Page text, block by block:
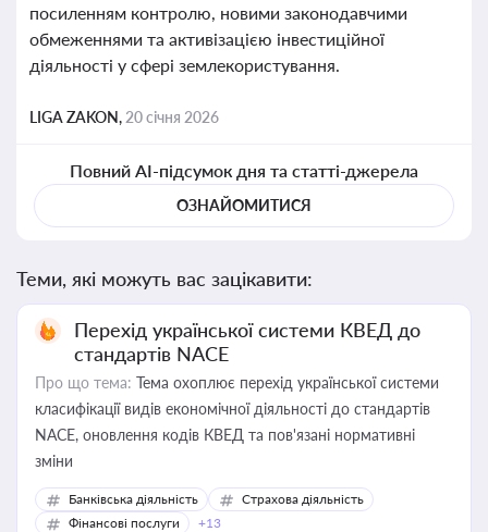
посиленням контролю, новими законодавчими
обмеженнями та активізацією інвестиційної
діяльності у сфері землекористування.
LIGA ZAKON, 20 січня 2026
Повний AI-підсумок дня та статті-джерела
ОЗНАЙОМИТИСЯ
Теми, які можуть вас зацікавити:
Перехід української системи КВЕД до
стандартів NACE
Про що тема: Тема охоплює перехід української системи
класифікації видів економічної діяльності до стандартів
NACE, оновлення кодів КВЕД та пов'язані нормативні
зміни
Банківська діяльність
Страхова діяльність
Фінансові послуги
+13